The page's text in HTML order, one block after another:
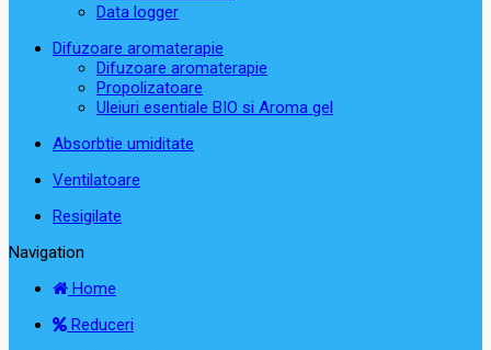
Data logger
Difuzoare aromaterapie
Difuzoare aromaterapie
Propolizatoare
Uleiuri esentiale BIO si Aroma gel
Absorbtie umiditate
Ventilatoare
Resigilate
Navigation
Home
Reduceri